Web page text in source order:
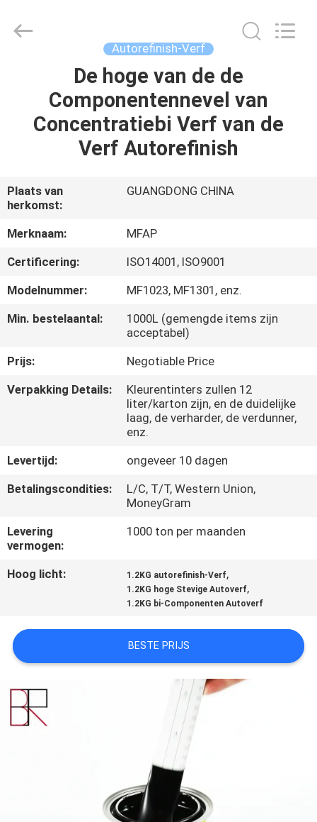
PRODUCTEN
ONS
FABRIEKSREIS
KWALITEITSCONTROLE
CONTACTEER
ONS
NIEUWS
OM
EEN
SITEMAP
POLICY
Rights
Autorefinish-Verf
De hoge van de de
Componentennevel van
Concentratiebi Verf van de
Verf Autorefinish
Plaats van
herkomst:
GUANGDONG CHINA
Merknaam:
MFAP
Certificering:
ISO14001, ISO9001
Modelnummer:
MF1023, MF1301, enz.
Min. bestelaantal:
1000L (gemengde items zijn
acceptabel)
Prijs:
Negotiable Price
Verpakking Details:
Kleurentinters zullen 12
liter/karton zijn, en de duidelijke
laag, de verharder, de verdunner,
enz.
Levertijd:
ongeveer 10 dagen
Betalingscondities:
L/C, T/T, Western Union,
MoneyGram
Levering
vermogen:
1000 ton per maanden
Hoog licht: 1.2KG autorefinish-Verf,
1.2KG hoge Stevige Autoverf,
1.2KG bi-Componenten Autoverf
BESTE PRIJS